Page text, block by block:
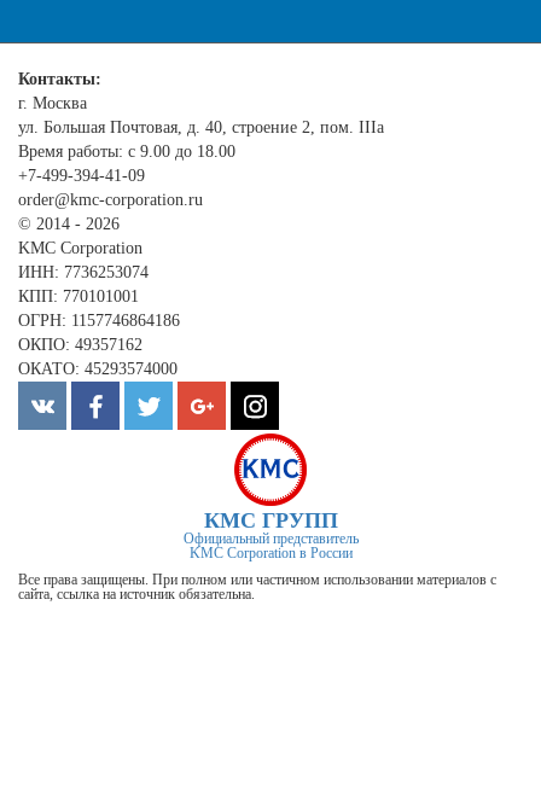
Контакты:
г. Москва
ул. Большая Почтовая, д. 40, строение 2, пом. IIIа
Время работы: с 9.00 до 18.00
+7-499-394-41-09
order@kmc-corporation.ru
© 2014 - 2026
KMC Corporation
ИНН: 7736253074
КПП: 770101001
ОГРН: 1157746864186
ОКПО: 49357162
ОКАТО: 45293574000
КМС ГРУПП
Официальный представитель
KMC Corporation в России
Все права защищены. При полном или частичном использовании материалов с
сайта, ссылка на источник обязательна.